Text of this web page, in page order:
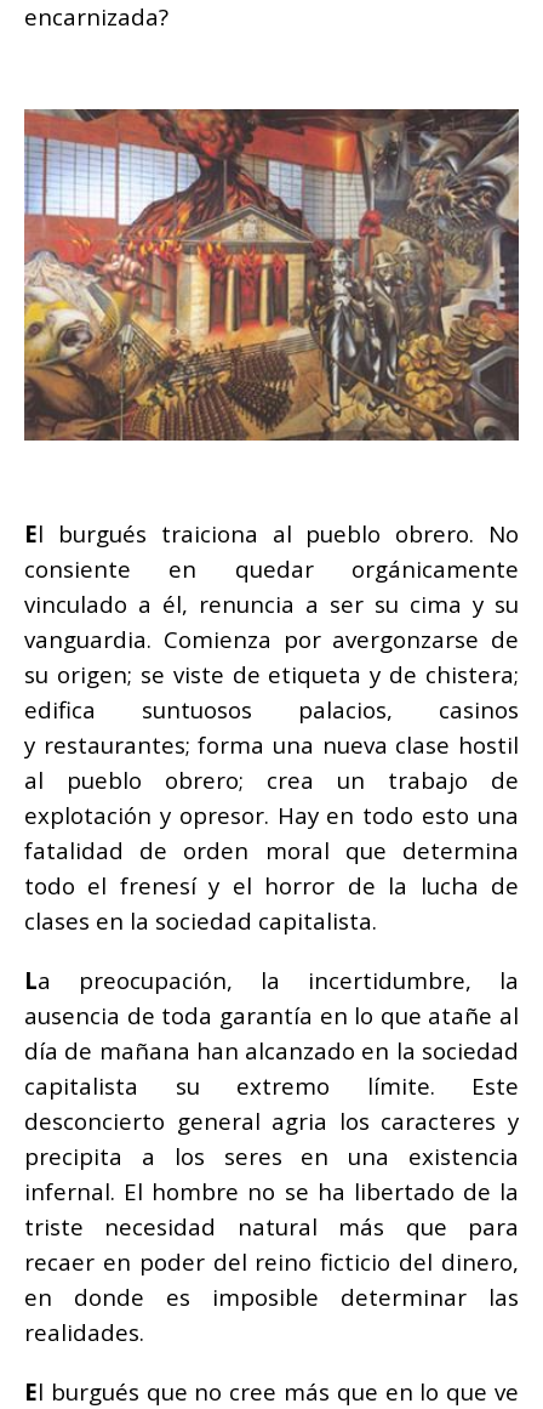
encarnizada?
El burgués traiciona al pueblo obrero. No
consiente en quedar orgánicamente
vinculado a él, renuncia a ser su cima y su
vanguardia. Comienza por avergonzarse de
su origen; se viste de etiqueta y de chistera;
edifica suntuosos palacios, casinos
y restaurantes; forma una nueva clase hostil
al pueblo obrero; crea un trabajo de
explotación y opresor. Hay en todo esto una
fatalidad de orden moral que determina
todo el frenesí y el horror de la lucha de
clases en la sociedad capitalista.
La preocupación, la incertidumbre, la
ausencia de toda garantía en lo que atañe al
día de mañana han alcanzado en la sociedad
capitalista su extremo límite. Este
desconcierto general agria los caracteres y
precipita a los seres en una existencia
infernal. El hombre no se ha libertado de la
triste necesidad natural más que para
recaer en poder del reino ficticio del dinero,
en donde es imposible determinar las
realidades.
El burgués que no cree más que en lo que ve